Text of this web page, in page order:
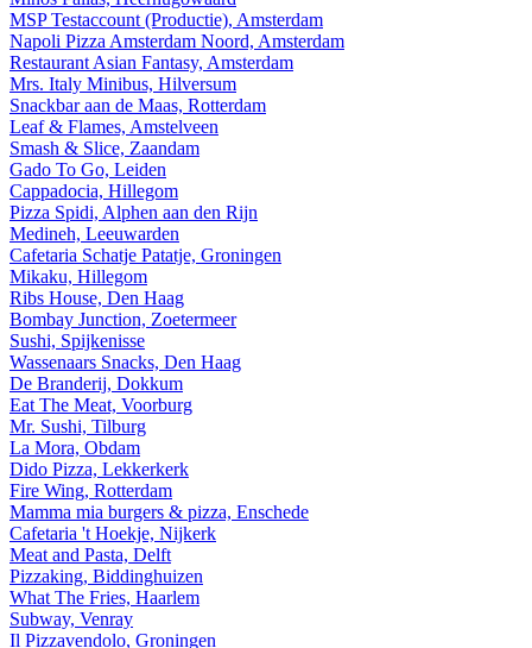
MSP Testaccount (Productie), Amsterdam
Napoli Pizza Amsterdam Noord, Amsterdam
Restaurant Asian Fantasy, Amsterdam
Mrs. Italy Minibus, Hilversum
Snackbar aan de Maas, Rotterdam
Leaf & Flames, Amstelveen
Smash & Slice, Zaandam
Gado To Go, Leiden
Cappadocia, Hillegom
Pizza Spidi, Alphen aan den Rijn
Medineh, Leeuwarden
Cafetaria Schatje Patatje, Groningen
Mikaku, Hillegom
Ribs House, Den Haag
Bombay Junction, Zoetermeer
Sushi, Spijkenisse
Wassenaars Snacks, Den Haag
De Branderij, Dokkum
Eat The Meat, Voorburg
Mr. Sushi, Tilburg
La Mora, Obdam
Dido Pizza, Lekkerkerk
Fire Wing, Rotterdam
Mamma mia burgers & pizza, Enschede
Cafetaria 't Hoekje, Nijkerk
Meat and Pasta, Delft
Pizzaking, Biddinghuizen
What The Fries, Haarlem
Subway, Venray
Il Pizzavendolo, Groningen